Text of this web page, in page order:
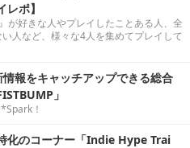
ポ】
が好きな人やプレイしたことある人、全
人など、様々な4人を集めてプレイして
報をキャッチアップできる総合
」
！
化のコーナー「Indie Hype Trai